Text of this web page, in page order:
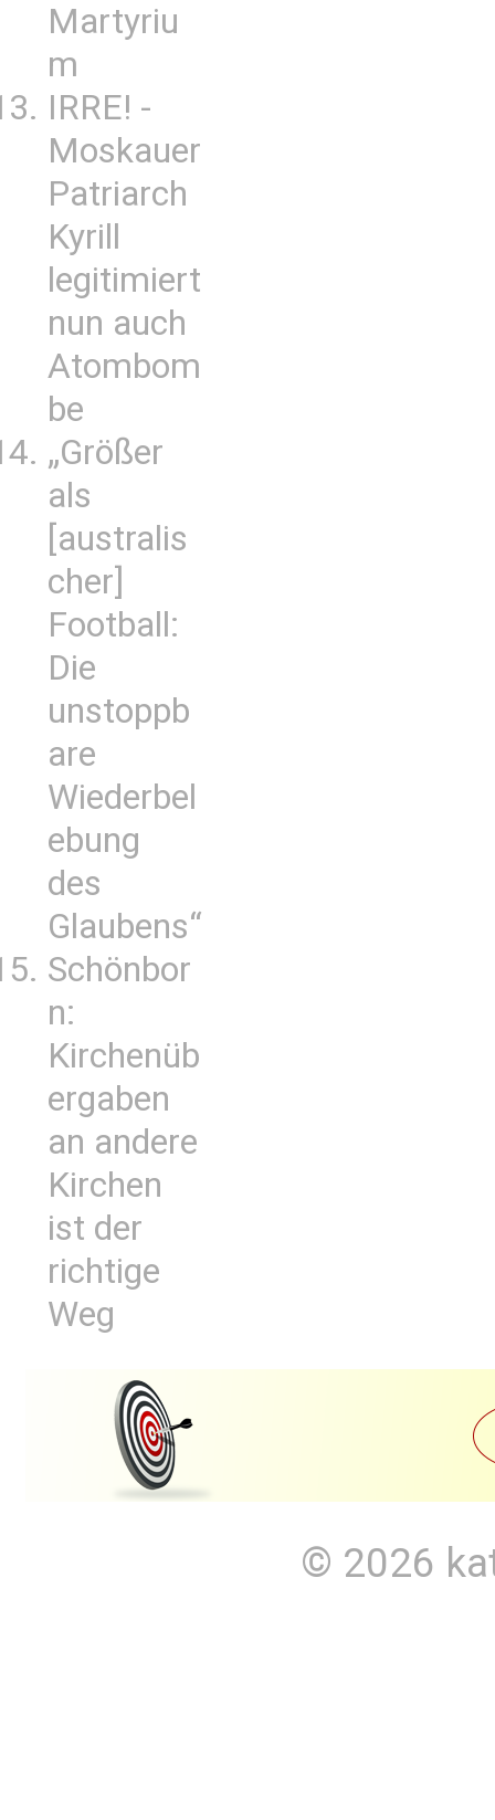
Martyriu
m
IRRE! -
Moskauer
Patriarch
Kyrill
legitimiert
nun auch
Atombom
be
„Größer
als
[australis
cher]
Football:
Die
unstoppb
are
Wiederbel
ebung
des
Glaubens“
Schönbor
n:
Kirchenüb
ergaben
an andere
Kirchen
ist der
richtige
Weg
© 2026